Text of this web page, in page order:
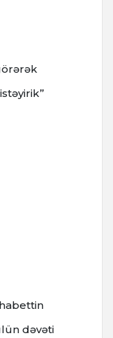
dəvəti